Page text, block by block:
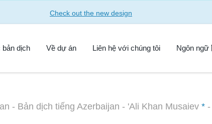
Check out the new design
bản dịch Về dự án Liên hệ với chúng tôi Ngôn ngữ
- Bản dịch tiếng Azerbaijan - 'Ali Khan Musaiev *-